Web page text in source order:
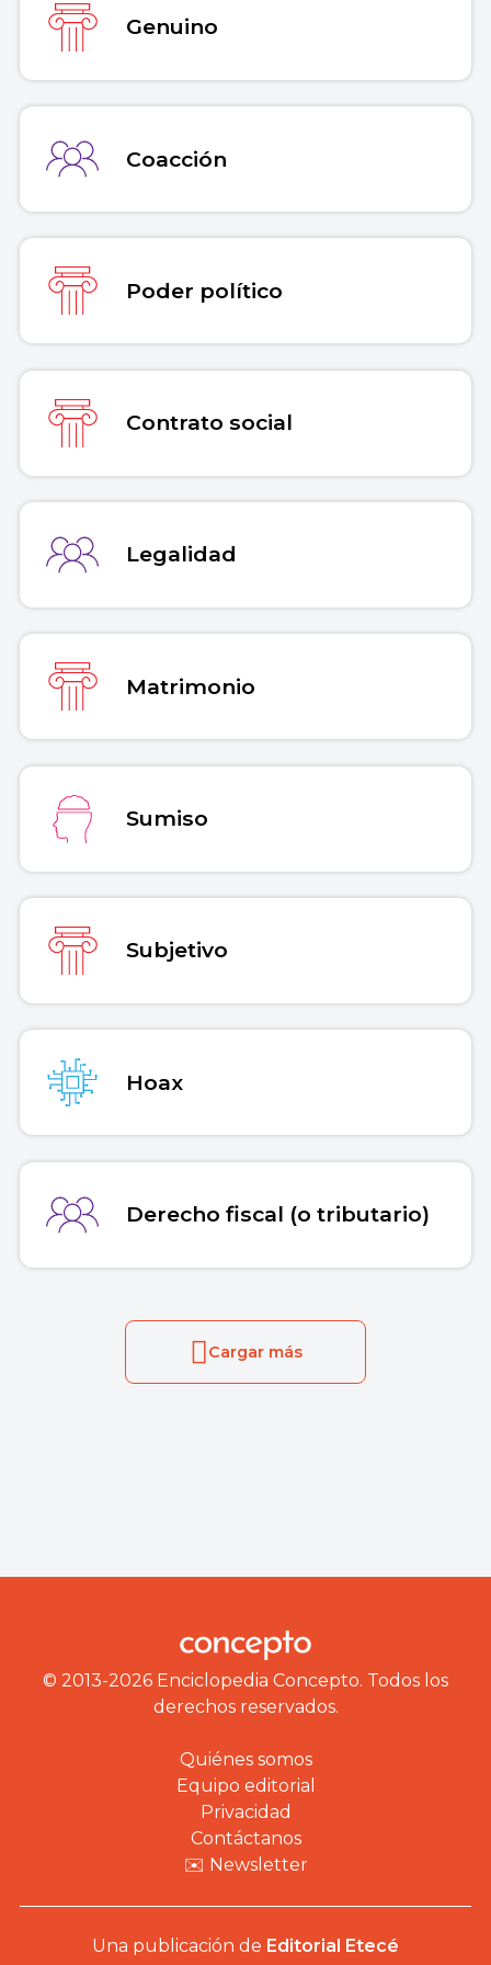
Genuino
Coacción
Poder político
Contrato social
Legalidad
Matrimonio
Sumiso
Subjetivo
Hoax
Derecho fiscal (o tributario)
Cargar más
© 2013-2026 Enciclopedia Concepto. Todos los
derechos reservados.
Quiénes somos
Equipo editorial
Privacidad
Contáctanos
✉️ Newsletter
Una publicación de Editorial Etecé